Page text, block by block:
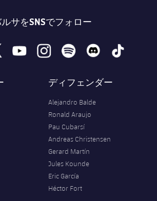
サをSNSでフォロー
youtubeinstagramspotify discord tiktok
ディフェンダー
Alejandro Balde
Ronald Araujo
Pau Cubarsí
Andreas Christensen
Gerard Martín
Jules Kounde
Eric García
Héctor Fort